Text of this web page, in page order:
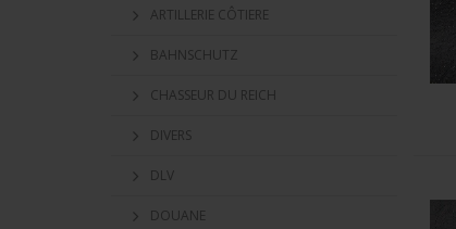
ARTILLERIE CÔTIERE
BAHNSCHUTZ
CHASSEUR DU REICH
DIVERS
DLV
DOUANE